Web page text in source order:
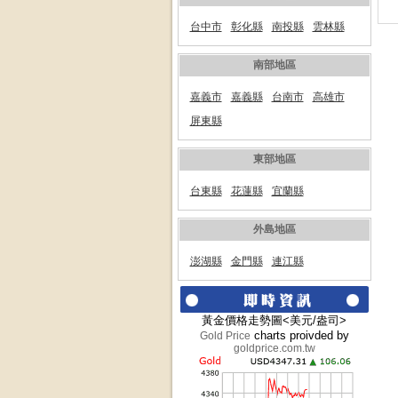
台中市 彰化縣 南投縣 雲林縣
南部地區
嘉義市 嘉義縣 台南市
高雄市
屏東縣
東部地區
台東縣 花蓮縣 宜蘭縣
外島地區
澎湖縣 金門縣 連江縣
黃金價格走勢圖<美元/盎司>
Gold Price charts proivded by
goldprice.com.tw